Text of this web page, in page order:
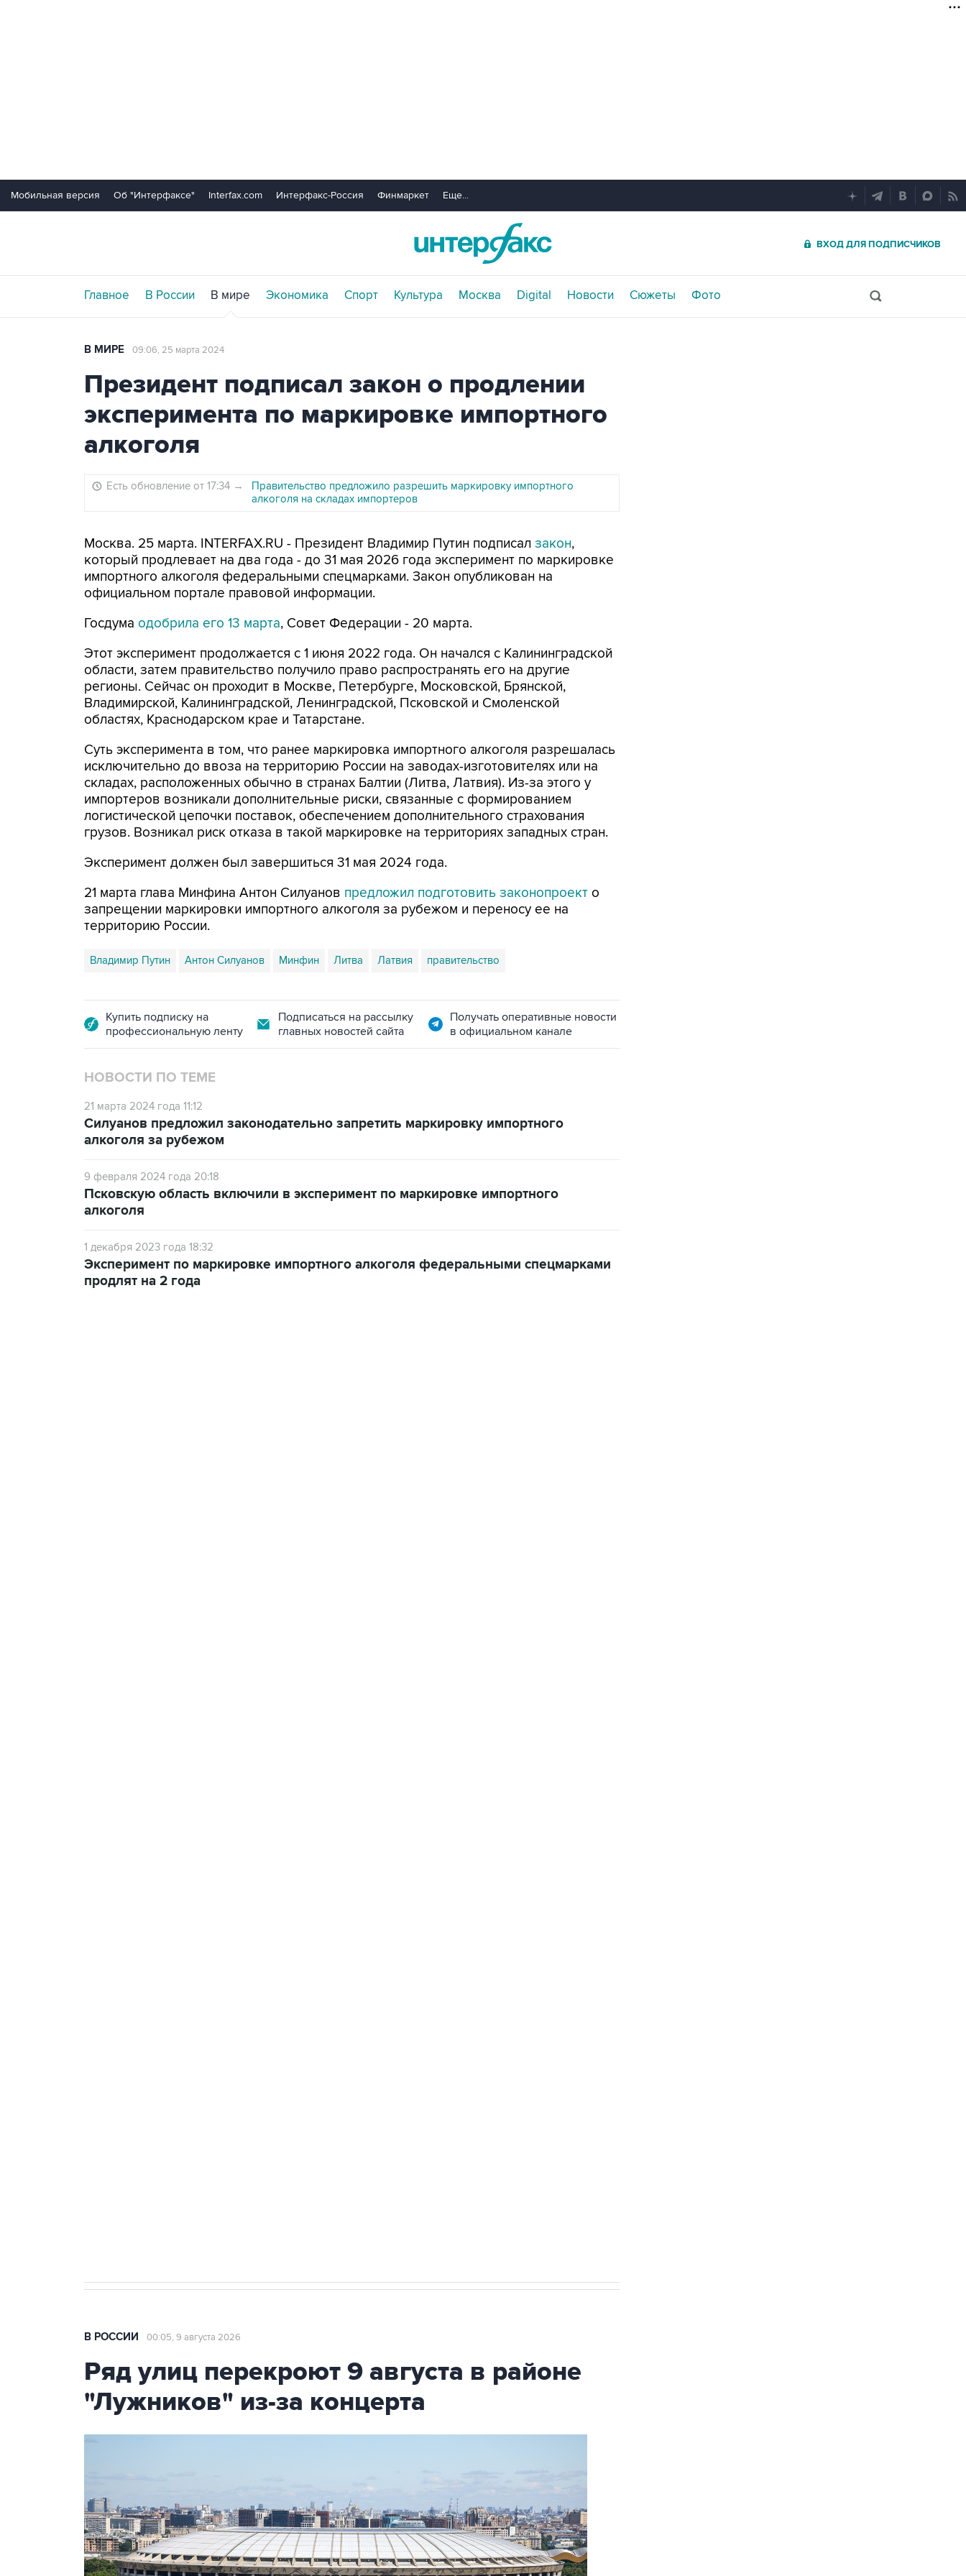
Мобильная версия Об "Интерфаксе" Interfax.com Интерфакс-Россия Финмаркет Еще...
ВХОД ДЛЯ ПОДПИСЧИКОВ
Главное В России В мире Экономика Спорт Культура Москва Digital Новости Сюжеты Фото
В МИРЕ 09:06, 25 марта 2024
Президент подписал закон о продлении
эксперимента по маркировке импортного
алкоголя
Есть обновление от 17:34 →
Правительство предложило разрешить маркировку импортного
алкоголя на складах импортеров
Москва. 25 марта. INTERFAX.RU - Президент Владимир Путин подписал закон,
который продлевает на два года - до 31 мая 2026 года эксперимент по маркировке
импортного алкоголя федеральными спецмарками. Закон опубликован на
официальном портале правовой информации.
Госдума одобрила его 13 марта, Совет Федерации - 20 марта.
Этот эксперимент продолжается с 1 июня 2022 года. Он начался с Калининградской
области, затем правительство получило право распространять его на другие
регионы. Сейчас он проходит в Москве, Петербурге, Московской, Брянской,
Владимирской, Калининградской, Ленинградской, Псковской и Смоленской
областях, Краснодарском крае и Татарстане.
Суть эксперимента в том, что ранее маркировка импортного алкоголя разрешалась
исключительно до ввоза на территорию России на заводах-изготовителях или на
складах, расположенных обычно в странах Балтии (Литва, Латвия). Из-за этого у
импортеров возникали дополнительные риски, связанные с формированием
логистической цепочки поставок, обеспечением дополнительного страхования
грузов. Возникал риск отказа в такой маркировке на территориях западных стран.
Эксперимент должен был завершиться 31 мая 2024 года.
21 марта глава Минфина Антон Силуанов предложил подготовить законопроект о
запрещении маркировки импортного алкоголя за рубежом и переносу ее на
территорию России.
Владимир Путин Антон Силуанов Минфин Литва Латвия правительство
Купить подписку на
профессиональную ленту
Подписаться на рассылку
главных новостей сайта
Получать оперативные новости
в официальном канале
НОВОСТИ ПО ТЕМЕ
21 марта 2024 года 11:12
Силуанов предложил законодательно запретить маркировку импортного
алкоголя за рубежом
9 февраля 2024 года 20:18
Псковскую область включили в эксперимент по маркировке импортного
алкоголя
1 декабря 2023 года 18:32
Эксперимент по маркировке импортного алкоголя федеральными спецмарками
продлят на 2 года
В РОССИИ 00:05, 9 августа 2026
Ряд улиц перекроют 9 августа в районе
"Лужников" из-за концерта